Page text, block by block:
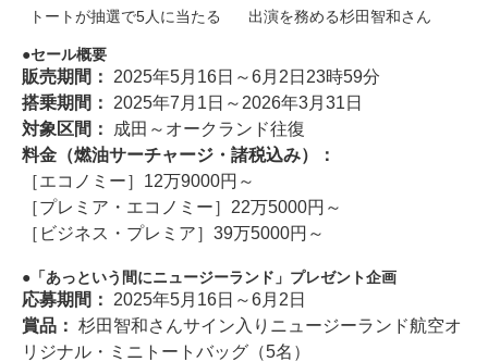
トートが抽選で5人に当たる
出演を務める杉田智和さん
セール概要
販売期間： 2025年5月16日～6月2日23時59分
搭乗期間： 2025年7月1日～2026年3月31日
対象区間：
成田～オークランド往復
料金（燃油サーチャージ・諸税込み）：
［エコノミー］12万9000円～
［プレミア・エコノミー］22万5000円～
［ビジネス・プレミア］39万5000円～
「あっという間にニュージーランド」プレゼント企画
応募期間： 2025年5月16日～6月2日
賞品： 杉田智和さんサイン入りニュージーランド航空オ
リジナル・ミニトートバッグ（5名）